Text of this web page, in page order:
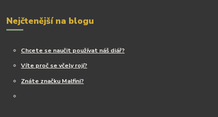
Nejčtenější na blogu
Chcete se naučit používat náš diář?
Víte proč se včely rojí?
Znáte značku Malfini?